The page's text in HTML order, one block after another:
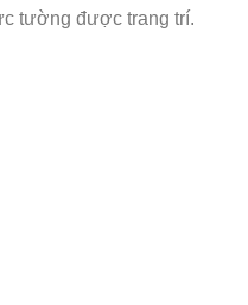
tường được trang trí.